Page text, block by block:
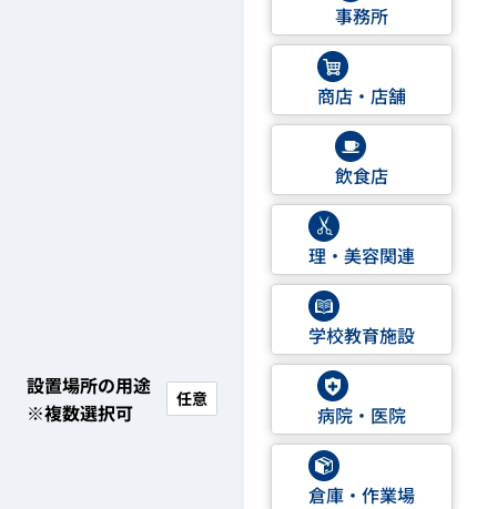
設置場所の用途
※複数選択可
任意
事務所
商店・店舗
飲食店
理・美容関連
学校教育施設
病院・医院
倉庫・作業場